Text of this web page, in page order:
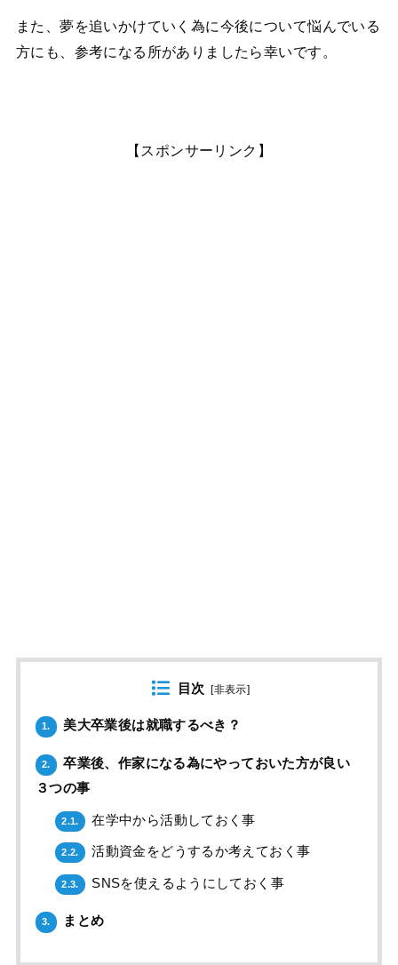
また、夢を追いかけていく為に今後について悩んでいる
方にも、参考になる所がありましたら幸いです。
【スポンサーリンク】
目次 [非表示]
1. 美大卒業後は就職するべき？
2.
卒業後、作家になる為にやっておいた方が良い
３つの事
2.1. 在学中から活動しておく事
2.2. 活動資金をどうするか考えておく事
2.3. SNSを使えるようにしておく事
3. まとめ